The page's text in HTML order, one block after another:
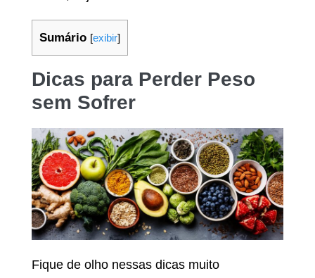
Sumário [exibir]
Dicas para Perder Peso
sem Sofrer
Fique de olho nessas dicas muito